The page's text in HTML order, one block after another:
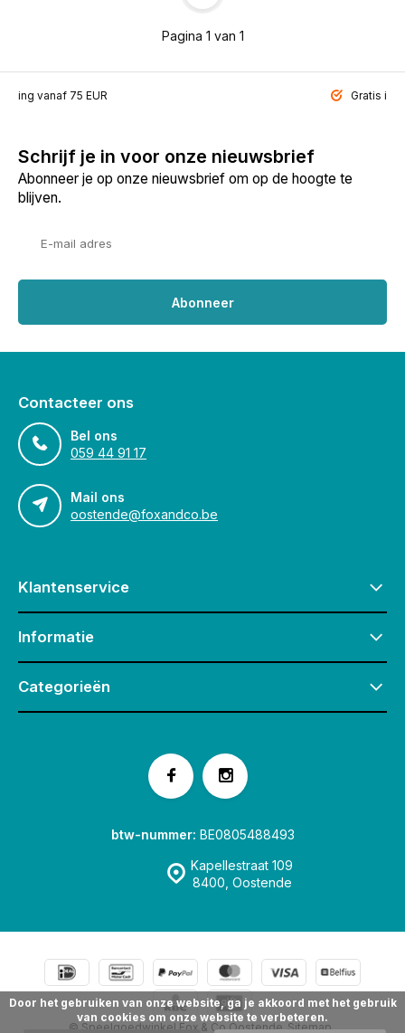
Pagina 1 van 1
vanaf 75 EUR Gratis
Schrijf je in voor onze nieuwsbrief
Abonneer je op onze nieuwsbrief om op de hoogte te
blijven.
Abonneer
Contacteer ons
Bel ons
059 44 91 17
Mail ons
oostende@foxandco.be
Klantenservice
Informatie
Categorieën
Kapellestraat 109
8400, Oostende
btw-nummer: BE0805488493
© Speelgoedwinkel Fox & Co Oostende Sitemap
Door het gebruiken van onze website, ga je akkoord met het gebruik
van cookies om onze website te verbeteren.